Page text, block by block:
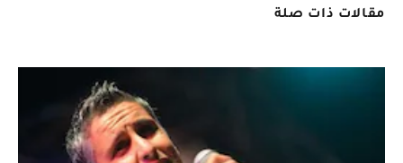
مقالات ذات صلة